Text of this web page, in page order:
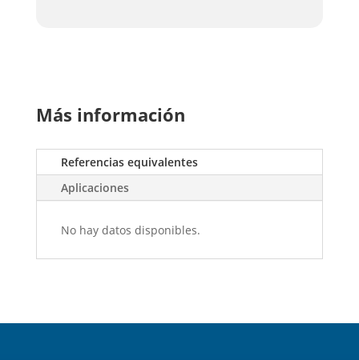
Más información
Referencias equivalentes
Aplicaciones
No hay datos disponibles.